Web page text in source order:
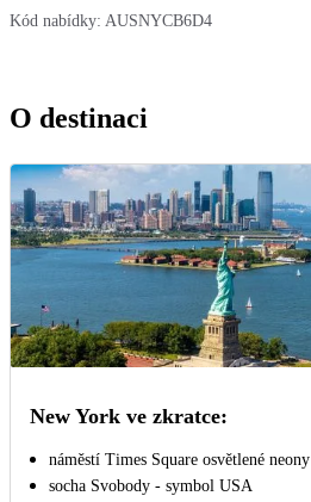
Kód nabídky: AUSNYCB6D4
O destinaci
New York ve zkratce:
náměstí Times Square osvětlené neony
socha Svobody - symbol USA